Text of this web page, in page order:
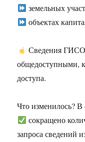
земельных
объектах
Сведения
общедоступными,
доступа.
Что изменилось? В
сокращено
запроса сведений